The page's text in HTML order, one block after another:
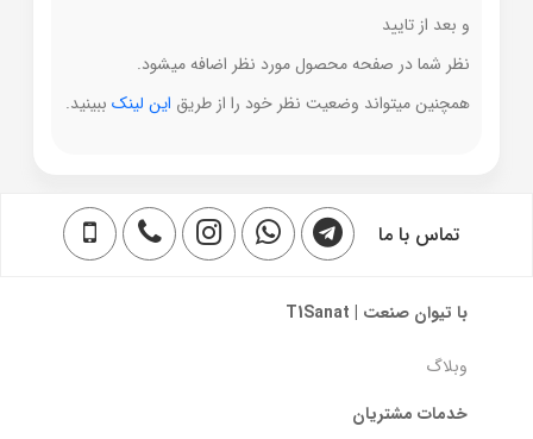
و بعد از تایید
نظر شما در صفحه محصول مورد نظر اضافه میشود.
همچنین میتواند وضعیت نظر خود را از طریق این لینک ببینید.
تماس با ما
با تیوان صنعت | T1Sanat
وبلاگ
خدمات مشتریان